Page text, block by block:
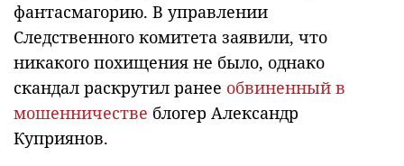
фантасмагорию. В управлении
Следственного комитета заявили, что
никакого похищения не было, однако
скандал раскрутил ранее обвиненный в
мошенничестве блогер Александр
Куприянов.